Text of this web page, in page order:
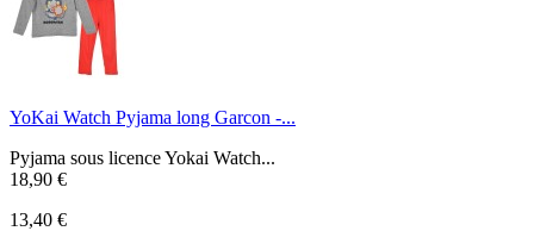
YoKai Watch Pyjama long Garcon -...
Pyjama sous licence Yokai Watch...
18,90 €
13,40 €